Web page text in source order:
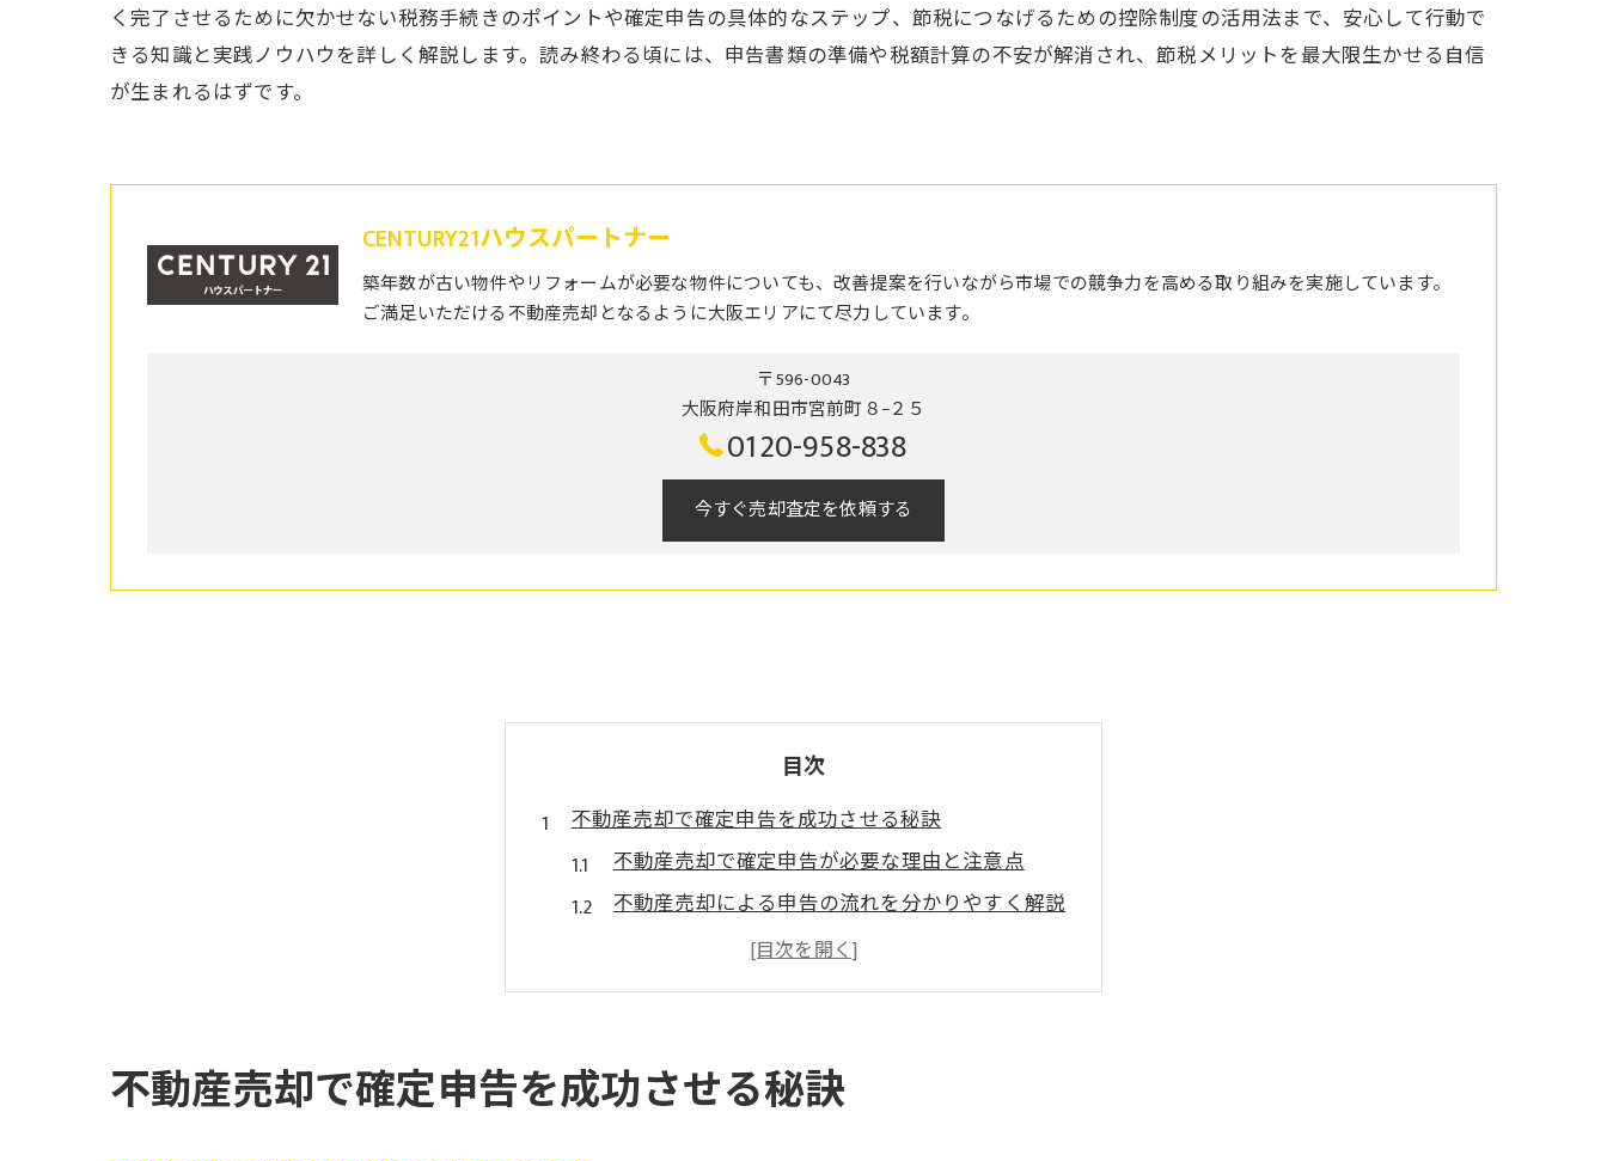
く完了させるために欠かせない税務手続きのポイントや確定申告の具体的なステップ、節税につなげるための控除制度の活用法まで、安心して行動で
きる知識と実践ノウハウを詳しく解説します。読み終わる頃には、申告書類の準備や税額計算の不安が解消され、節税メリットを最大限生かせる自信
が生まれるはずです。
CENTURY21ハウスパートナー
築年数が古い物件やリフォームが必要な物件についても、改善提案を行いながら市場での競争力を高める取り組みを実施しています。
ご満足いただける不動産売却となるように大阪エリアにて尽力しています。
〒596-0043
大阪府岸和田市宮前町８−２５
0120-958-838
今すぐ売却査定を依頼する
目次
不動産売却で確定申告を成功させる秘訣
不動産売却で確定申告が必要な理由と注意点
不動産売却による申告の流れを分かりやすく解説
不動産売却でよくある失敗とその回避策
不動産売却の確定申告を自分で行うためのコツ
譲渡所得税の計算と控除活用の実践法
不動産売却で必要な譲渡所得税の計算方法
不動産売却で確定申告を成功させる秘訣